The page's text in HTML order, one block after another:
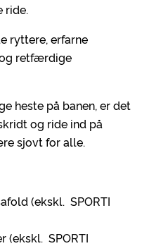
ride.
ryttere, erfarne
retfærdige
heste på banen, er det
og ride ind på
sjovt for alle.
(ekskl. SPORTI
(ekskl. SPORTI